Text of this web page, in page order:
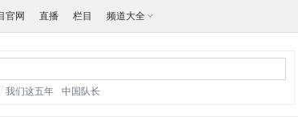
官网 直播 栏目 频道大全
我们这五年 中国队长